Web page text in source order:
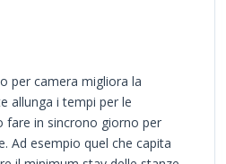
per camera migliora la
allunga i tempi per le
fare in sincrono giorno per
Ad esempio quel che capita